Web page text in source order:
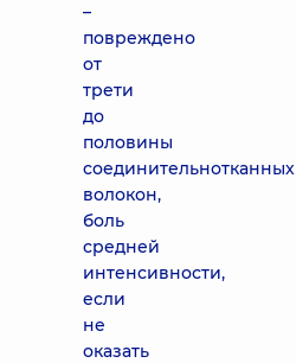
–
повреждено
от
трети
до
половины
соединительнотканных
волокон,
боль
средней
интенсивности,
если
не
оказать